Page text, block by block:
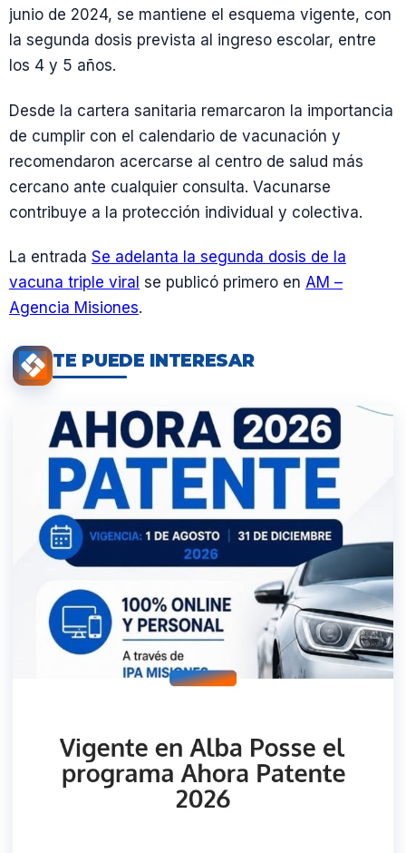
junio de 2024, se mantiene el esquema vigente, con
la segunda dosis prevista al ingreso escolar, entre
los 4 y 5 años.
Desde la cartera sanitaria remarcaron la importancia
de cumplir con el calendario de vacunación y
recomendaron acercarse al centro de salud más
cercano ante cualquier consulta. Vacunarse
contribuye a la protección individual y colectiva.
La entrada Se adelanta la segunda dosis de la
vacuna triple viral se publicó primero en AM –
Agencia Misiones.
TE PUEDE INTERESAR